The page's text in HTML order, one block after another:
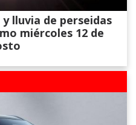
lluvia de perseidas
miércoles 12 de